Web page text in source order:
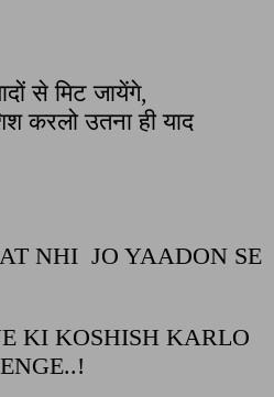
से मिट जायेंगे,
करलो उतना ही याद
NHI JO YAADON SE
KI KOSHISH KARLO